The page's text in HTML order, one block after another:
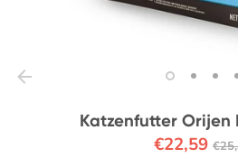
Katzenfutter Orijen
€22,59